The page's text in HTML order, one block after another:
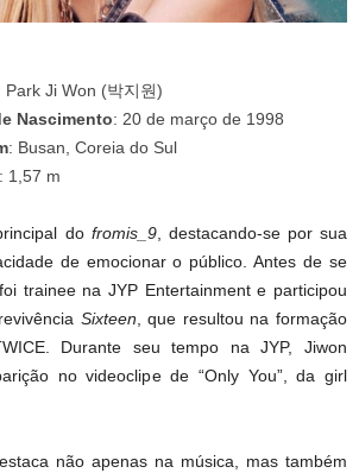
Park Ji Won (박지원)
Nascimento: 20 de março de 1998
: Busan, Coreia do Sul
1,57 m
do fromis_9, destacando-se por sua
de emocionar o público. Antes de se
trainee na JYP Entertainment e participou
Sixteen , que resultou na formação
Durante seu tempo na JYP, Jiwon
no videoclipe de “Only You”, da girl
não apenas na música, mas também